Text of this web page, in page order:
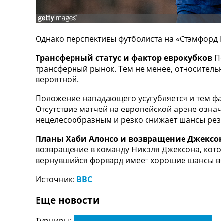
ТВ программа
RU
UA
Categories
Главная
Видео
Трансферы
Новости футбола Украины
Конкурс прогнозов
Логин
Рейтинги
Правила
Коллективный прогноз
Турниры
Украина. Премьер-Лига
Однако перспективы футболиста на
Трансферный статус и фактор еврокубков
трансферный рынок. Тем не менее,
вероятной.
Положение нападающего усугубляется и тем
Отсутствие матчей на европейской арене
нецелесообразным и резко снижает шансы
Планы Хаби Алонсо и возвращение
возвращение в команду Николя Джексона,
вернувшийся форвард имеет хорошие шансы
Источник: BBC
Еще новости